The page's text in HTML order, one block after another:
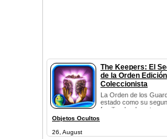
The Keepers: El
de la Orden Edición
Coleccionista
La Orden de los
estado como su
familia, desde entonces
Objetos Ocultos
26, August